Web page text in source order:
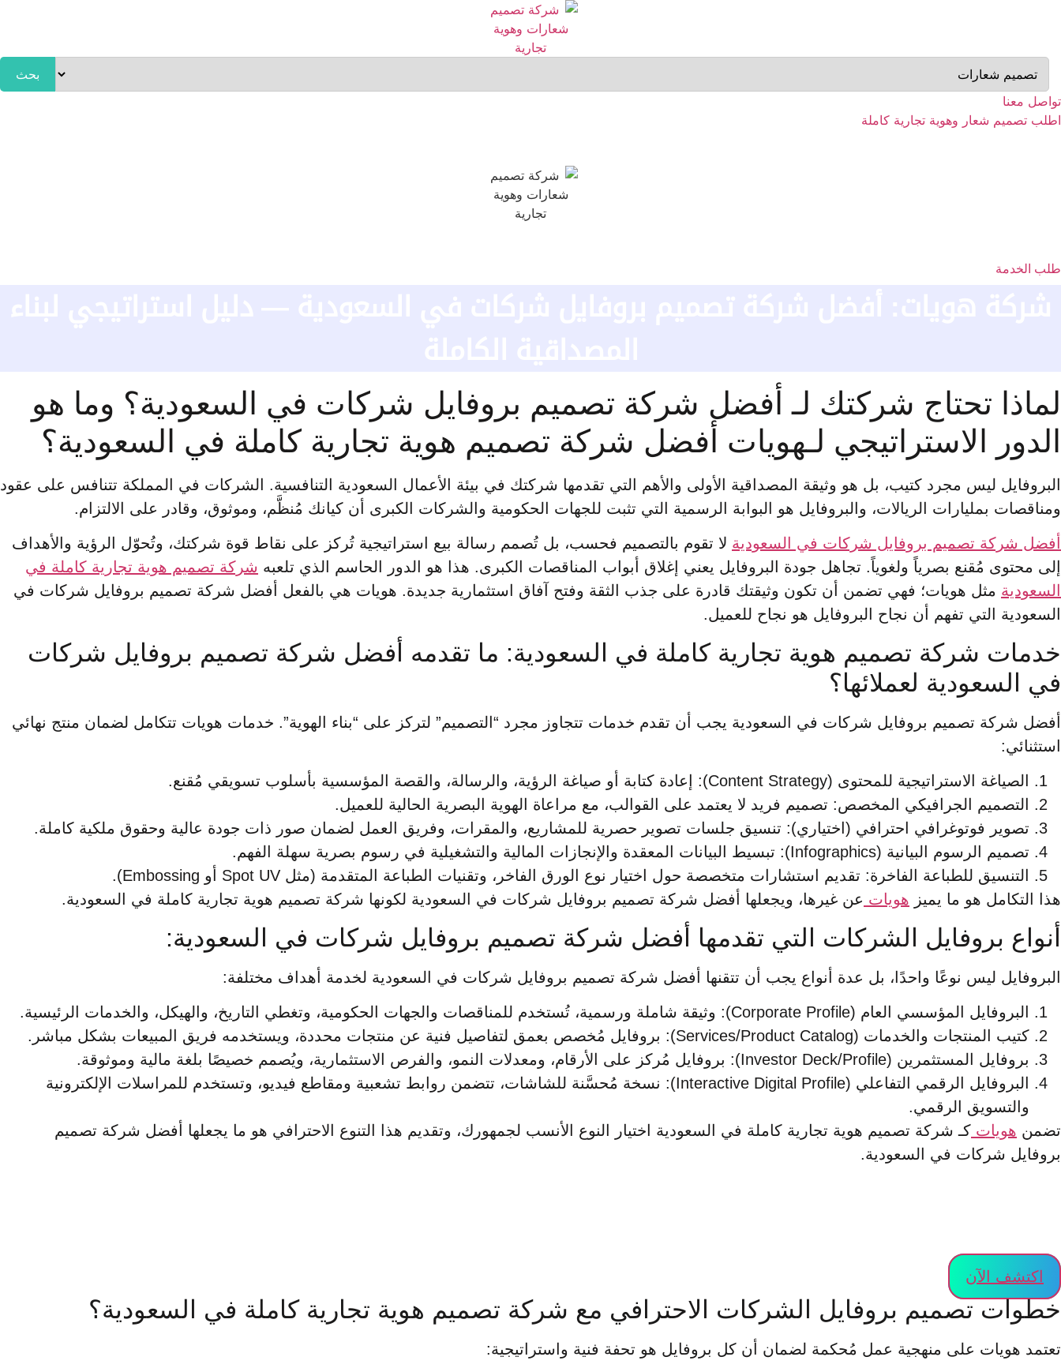
بحث
تواصل معنا
اطلب تصميم شعار وهوية تجارية كاملة
طلب الخدمة
لماذا تحتاج شركتك لـ أفضل شركة تصميم بروفايل شركات في السعودية؟ وما هو
الدور الاستراتيجي لـهويات أفضل شركة تصميم هوية تجارية كاملة في السعودية؟
البروفايل ليس مجرد كتيب، بل هو وثيقة المصداقية الأولى والأهم التي تقدمها شركتك في بيئة الأعمال السعودية التنافسية. الشركات في المملكة تتنافس على عقود
ومناقصات بمليارات الريالات، والبروفايل هو البوابة الرسمية التي تثبت للجهات الحكومية والشركات الكبرى أن كيانك مُنظَّم، وموثوق، وقادر على الالتزام.
أفضل شركة تصميم بروفايل شركات في السعودية لا تقوم بالتصميم فحسب، بل تُصمم رسالة بيع استراتيجية تُركز على نقاط قوة شركتك، وتُحوّل الرؤية والأهداف
إلى محتوى مُقنع بصرياً ولغوياً. تجاهل جودة البروفايل يعني إغلاق أبواب المناقصات الكبرى. هذا هو الدور الحاسم الذي تلعبه شركة تصميم هوية تجارية كاملة في
السعودية مثل هويات؛ فهي تضمن أن تكون وثيقتك قادرة على جذب الثقة وفتح آفاق استثمارية جديدة. هويات هي بالفعل أفضل شركة تصميم بروفايل شركات في
السعودية التي تفهم أن نجاح البروفايل هو نجاح للعميل.
خدمات شركة تصميم هوية تجارية كاملة في السعودية: ما تقدمه أفضل شركة تصميم بروفايل شركات
في السعودية لعملائها؟
أفضل شركة تصميم بروفايل شركات في السعودية يجب أن تقدم خدمات تتجاوز مجرد “التصميم” لتركز على “بناء الهوية”. خدمات هويات تتكامل لضمان منتج نهائي
استثنائي:
الصياغة الاستراتيجية للمحتوى (Content Strategy): إعادة كتابة أو صياغة الرؤية، والرسالة، والقصة المؤسسية بأسلوب تسويقي مُقنع.
التصميم الجرافيكي المخصص: تصميم فريد لا يعتمد على القوالب، مع مراعاة الهوية البصرية الحالية للعميل.
تصوير فوتوغرافي احترافي (اختياري): تنسيق جلسات تصوير حصرية للمشاريع، والمقرات، وفريق العمل لضمان صور ذات جودة عالية وحقوق ملكية كاملة.
تصميم الرسوم البيانية (Infographics): تبسيط البيانات المعقدة والإنجازات المالية والتشغيلية في رسوم بصرية سهلة الفهم.
التنسيق للطباعة الفاخرة: تقديم استشارات متخصصة حول اختيار نوع الورق الفاخر، وتقنيات الطباعة المتقدمة (مثل Spot UV أو Embossing).
هذا التكامل هو ما يميز هويات عن غيرها، ويجعلها أفضل شركة تصميم بروفايل شركات في السعودية لكونها شركة تصميم هوية تجارية كاملة في السعودية.
أنواع بروفايل الشركات التي تقدمها أفضل شركة تصميم بروفايل شركات في السعودية:
البروفايل ليس نوعًا واحدًا، بل عدة أنواع يجب أن تتقنها أفضل شركة تصميم بروفايل شركات في السعودية لخدمة أهداف مختلفة:
البروفايل المؤسسي العام (Corporate Profile): وثيقة شاملة ورسمية، تُستخدم للمناقصات والجهات الحكومية، وتغطي التاريخ، والهيكل، والخدمات الرئيسية.
كتيب المنتجات والخدمات (Services/Product Catalog): بروفايل مُخصص بعمق لتفاصيل فنية عن منتجات محددة، ويستخدمه فريق المبيعات بشكل مباشر.
بروفايل المستثمرين (Investor Deck/Profile): بروفايل مُركز على الأرقام، ومعدلات النمو، والفرص الاستثمارية، ويُصمم خصيصًا بلغة مالية وموثوقة.
البروفايل الرقمي التفاعلي (Interactive Digital Profile): نسخة مُحسَّنة للشاشات، تتضمن روابط تشعبية ومقاطع فيديو، وتستخدم للمراسلات الإلكترونية
والتسويق الرقمي.
تضمن هويات كـ شركة تصميم هوية تجارية كاملة في السعودية اختيار النوع الأنسب لجمهورك، وتقديم هذا التنوع الاحترافي هو ما يجعلها أفضل شركة تصميم
بروفايل شركات في السعودية.
اكتشف الآن
خطوات تصميم بروفايل الشركات الاحترافي مع شركة تصميم هوية تجارية كاملة في السعودية؟
تعتمد هويات على منهجية عمل مُحكمة لضمان أن كل بروفايل هو تحفة فنية واستراتيجية: